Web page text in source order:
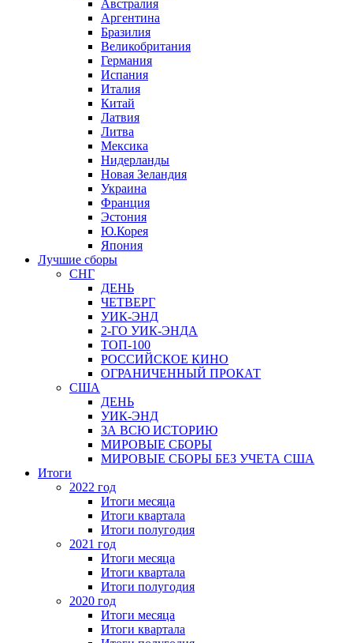
Австралия
Аргентина
Бразилия
Великобритания
Германия
Испания
Италия
Китай
Латвия
Литва
Мексика
Нидерланды
Новая Зеландия
Украина
Франция
Эстония
Ю.Корея
Япония
Лучшие сборы
СНГ
ДЕНЬ
ЧЕТВЕРГ
УИК-ЭНД
2-ГО УИК-ЭНДА
ТОП-100
РОССИЙСКОЕ КИНО
ОГРАНИЧЕННЫЙ ПРОКАТ
США
ДЕНЬ
УИК-ЭНД
ЗА ВСЮ ИСТОРИЮ
МИРОВЫЕ СБОРЫ
МИРОВЫЕ СБОРЫ БЕЗ УЧЕТА США
Итоги
2022 год
Итоги месяца
Итоги квартала
Итоги полугодия
2021 год
Итоги месяца
Итоги квартала
Итоги полугодия
2020 год
Итоги месяца
Итоги квартала